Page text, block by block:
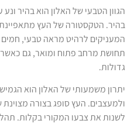
הטבעי של האלון הוא בהיר
הטקסטורה של העץ מתאפיינת
לרהיט מראה טבעי, חמים
מרחב פתוח ומואר, גם כאשר
משמעותי של האלון הוא
העץ סופג בצורה מצוינת
את צבעו המקורי בקלות.